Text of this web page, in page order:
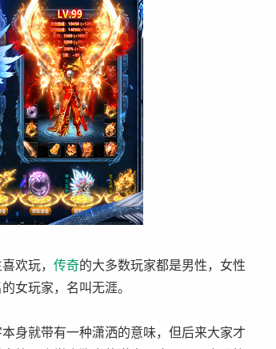
欢玩， 传奇的大多数玩家都是男性，女性
女玩家，名叫无涯。
就带有一种潇洒的意味，但后来大家才